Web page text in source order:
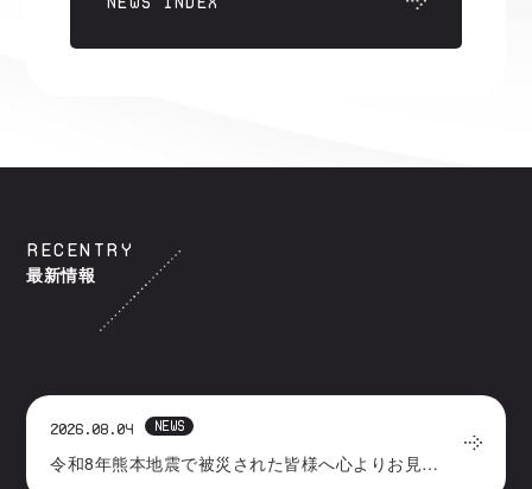
RECENTRY
最新情報
2026.08.04 NEWS
令和8年熊本地震で被災された皆様へ心よりお見舞い申しあげます